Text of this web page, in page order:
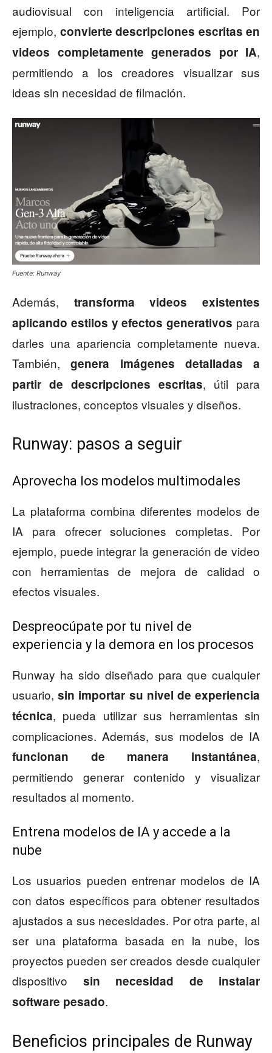
audiovisual con inteligencia artificial. Por
ejemplo, convierte descripciones escritas en
videos completamente generados por IA,
permitiendo a los creadores visualizar sus
ideas sin necesidad de filmación.
Fuente: Runway
Además, transforma videos existentes
aplicando estilos y efectos generativos para
darles una apariencia completamente nueva.
También,genera imágenes detalladas a
partir de descripciones escritas, útil para
ilustraciones, conceptos visuales y diseños.
Runway: pasos a seguir
Aprovecha los modelos multimodales
La plataforma combina diferentes modelos de
IA para ofrecer soluciones completas. Por
ejemplo, puede integrar la generación de video
con herramientas de mejora de calidad o
efectos visuales.
Despreocúpate por tu nivel de
experiencia y la demora en los procesos
Runway ha sido diseñado para que cualquier
usuario,sin importar su nivel de experiencia
técnica, pueda utilizar sus herramientas sin
complicaciones. Además, sus modelos de IA
funcionan de manera instantánea,
permitiendo generar contenido y visualizar
resultados al momento.
Entrena modelos de IA y accede a la
nube
Los usuarios pueden entrenar modelos de IA
con datos específicos para obtener resultados
ajustados a sus necesidades. Por otra parte, al
ser una plataforma basada en la nube, los
proyectos pueden ser creados desde cualquier
dispositivo sin necesidad de instalar
software pesado.
Beneficios principales de Runway